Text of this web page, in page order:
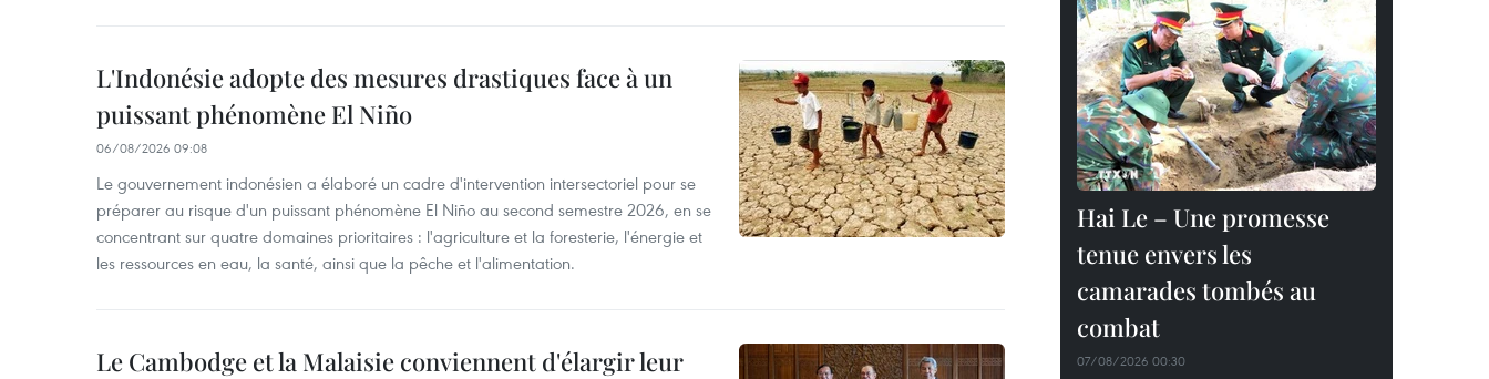
L'Indonésie adopte des mesures drastiques face à un
puissant phénomène El Niño
06/08/2026 09:08
Le gouvernement indonésien a élaboré un cadre d'intervention intersectoriel pour se
préparer au risque d'un puissant phénomène El Niño au second semestre 2026, en se
concentrant sur quatre domaines prioritaires : l'agriculture et la foresterie, l'énergie et
les ressources en eau, la santé, ainsi que la pêche et l'alimentation.
Le Cambodge et la Malaisie conviennent d'élargir leur
Hai Le – Une promesse
tenue envers les
camarades tombés au
combat
07/08/2026 00:30